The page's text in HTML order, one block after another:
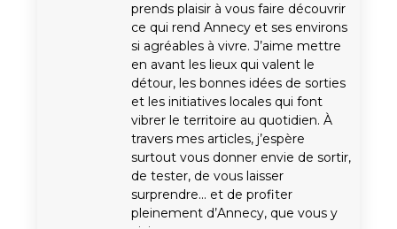
prends plaisir à vous faire découvrir
ce qui rend Annecy et ses environs
si agréables à vivre. J’aime mettre
en avant les lieux qui valent le
détour, les bonnes idées de sorties
et les initiatives locales qui font
vibrer le territoire au quotidien. À
travers mes articles, j’espère
surtout vous donner envie de sortir,
de tester, de vous laisser
surprendre… et de profiter
pleinement d’Annecy, que vous y